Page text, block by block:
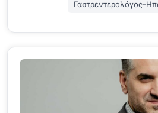
Γαστρεντερολόγος-